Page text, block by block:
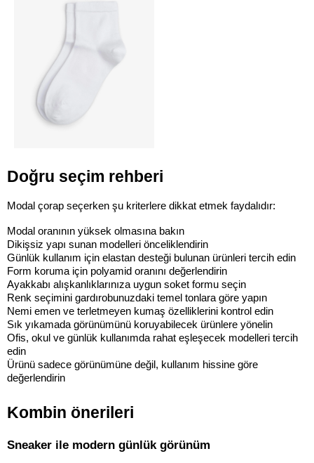
Doğru seçim rehberi
Modal çorap seçerken şu kriterlere dikkat etmek faydalıdır:
Modal oranının yüksek olmasına bakın
Dikişsiz yapı sunan modelleri önceliklendirin
Günlük kullanım için elastan desteği bulunan ürünleri tercih edin
Form koruma için polyamid oranını değerlendirin
Ayakkabı alışkanlıklarınıza uygun soket formu seçin
Renk seçimini gardırobunuzdaki temel tonlara göre yapın
Nemi emen ve terletmeyen kumaş özelliklerini kontrol edin
Sık yıkamada görünümünü koruyabilecek ürünlere yönelin
Ofis, okul ve günlük kullanımda rahat eşleşecek modelleri tercih
edin
Ürünü sadece görünümüne değil, kullanım hissine göre
değerlendirin
Kombin önerileri
Sneaker ile modern günlük görünüm